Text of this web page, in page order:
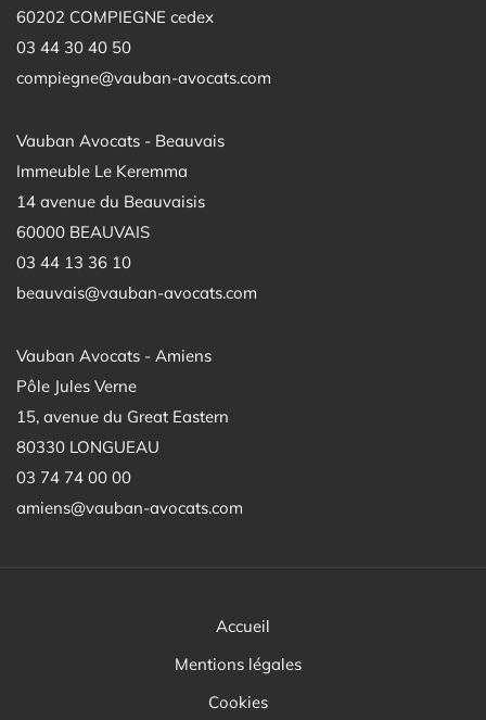
60202 COMPIEGNE cedex
03 44 30 40 50
compiegne@vauban-avocats.com
Vauban Avocats - Beauvais
Immeuble Le Keremma
14 avenue du Beauvaisis
60000 BEAUVAIS
03 44 13 36 10
beauvais@vauban-avocats.com
Vauban Avocats - Amiens
Pôle Jules Verne
15, avenue du Great Eastern
80330 LONGUEAU
03 74 74 00 00
amiens@vauban-avocats.com
Accueil
Mentions légales
Cookies